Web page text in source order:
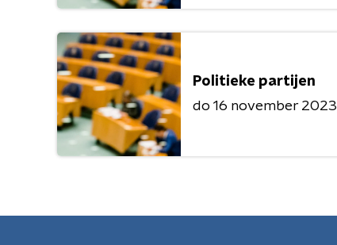
Politieke partijen
do 16 november 2023